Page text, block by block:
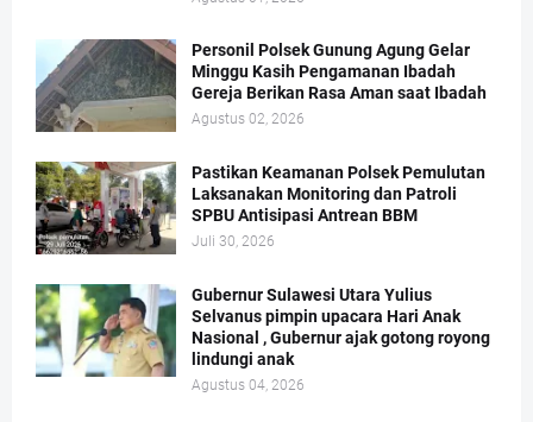
Personil Polsek Gunung Agung Gelar
Minggu Kasih Pengamanan Ibadah
Gereja Berikan Rasa Aman saat Ibadah
Agustus 02, 2026
Pastikan Keamanan Polsek Pemulutan
Laksanakan Monitoring dan Patroli
SPBU Antisipasi Antrean BBM
Juli 30, 2026
Gubernur Sulawesi Utara Yulius
Selvanus pimpin upacara Hari Anak
Nasional , Gubernur ajak gotong royong
lindungi anak
Agustus 04, 2026